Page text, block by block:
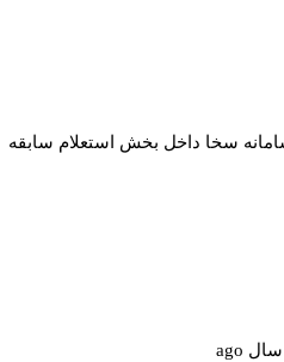
سخا داخل بخش استعلام سابقه